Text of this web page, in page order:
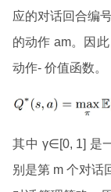
应的对话回合编
的动作 am。因
动作- 价值函数。
其中 γ∈[0, 1] 是
别是第 m 个对话